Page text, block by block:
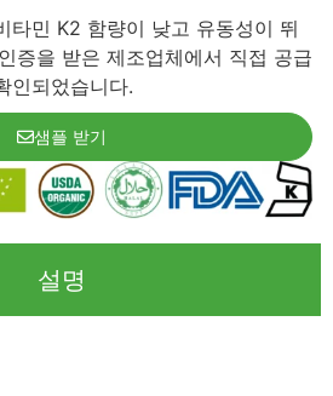
타민 K2 함량이 낮고 유동성이 뛰
증을 받은 제조업체에서 직접 공급
인되었습니다.
샘플 받기
설명